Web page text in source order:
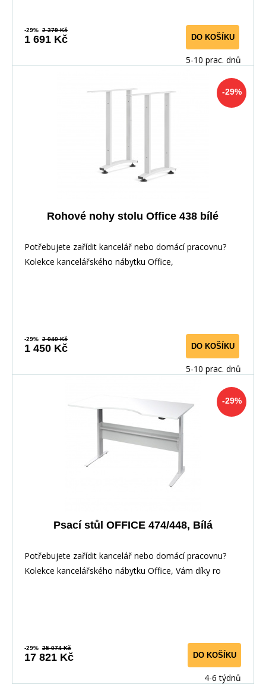
-29% 2 379 Kč
1 691 Kč DO KOŠÍKU
5-10 prac. dnů
-29%
Rohové nohy stolu Office 438 bílé
Potřebujete zařídit kancelář nebo domácí pracovnu?
Kolekce kancelářského nábytku Office,
-29% 2 040 Kč
1 450 Kč DO KOŠÍKU
5-10 prac. dnů
-29%
Psací stůl OFFICE 474/448, Bílá
Potřebujete zařídit kancelář nebo domácí pracovnu?
Kolekce kancelářského nábytku Office, Vám díky ro
-29% 25 074 Kč
17 821 Kč DO KOŠÍKU
4-6 týdnů